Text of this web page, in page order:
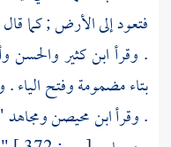
فتعود إلى الأرض ; كما
. وقرأابن كثيروالحسن
بتاء مضمومة وفتح الياء
. وقرأابن محيصنومجاهد